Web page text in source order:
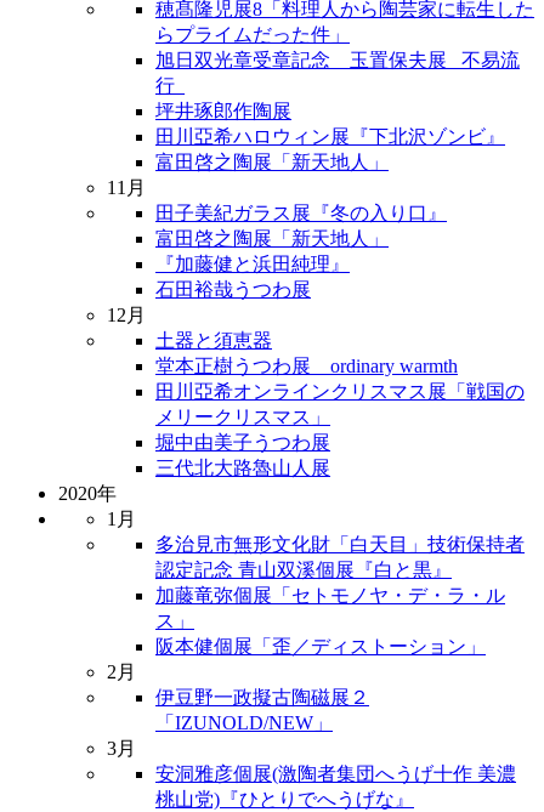
穂髙隆児展8「料理人から陶芸家に転生した
らプライムだった件」
旭日双光章受章記念 玉置保夫展 _不易流
行_
坪井琢郎作陶展
田川亞希ハロウィン展『下北沢ゾンビ』
富田啓之陶展「新天地人」
11月
田子美紀ガラス展『冬の入り口』
富田啓之陶展「新天地人」
『加藤健と浜田純理』
石田裕哉うつわ展
12月
土器と須恵器
堂本正樹うつわ展 ordinary warmth
田川亞希オンラインクリスマス展「戦国の
メリークリスマス」
堀中由美子うつわ展
三代北大路魯山人展
2020年
1月
多治見市無形文化財「白天目」技術保持者
認定記念 青山双溪個展『白と黒』
加藤竜弥個展「セトモノヤ・デ・ラ・ル
ス」
阪本健個展「歪／ディストーション」
2月
伊豆野一政擬古陶磁展２
「IZUNOLD/NEW」
3月
安洞雅彦個展(激陶者集団へうげ十作 美濃
桃山党)『ひとりでへうげな』